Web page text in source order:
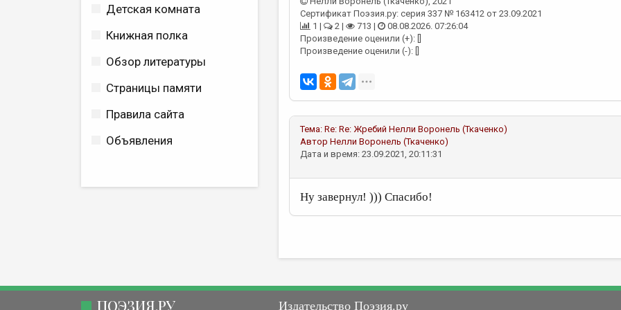
Детская комната
Книжная полка
Обзор литературы
Страницы памяти
Правила сайта
Объявления
Сертификат Поэзия.ру: серия 337 № 163412 от 23.09.2021
1 |
2 | 713 |
08.08.2026. 07:26:04
Произведение оценили (+): []
Произведение оценили (-): []
Тема: Re: Re: Жребий Нелли Воронель (Ткаченко)
Автор Нелли Воронель (Ткаченко)
Дата и время: 23.09.2021, 20:11:31
Ну завернул! ))) Спасибо!
ПОЭЗИЯ.РУ Издательство Поэзия.ру